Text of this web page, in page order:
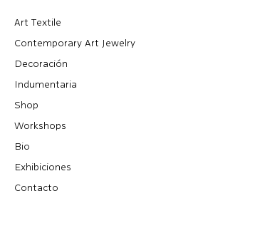
Art Textile
Contemporary Art Jewelry
Decoración
Indumentaria
Shop
Workshops
Bio
Exhibiciones
Contacto